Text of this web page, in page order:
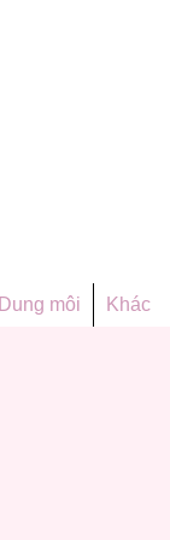
Dung môi Khác